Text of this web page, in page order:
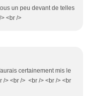
un peu devant de telles
<br />
certainement mis le
/> <br /> <br /> <br /> <br